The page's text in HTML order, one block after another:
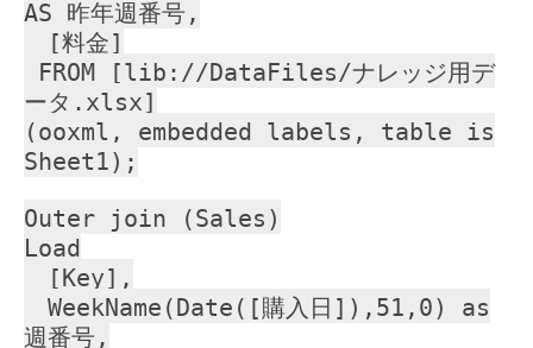
AS 昨年週番号,
[料金]
FROM [lib://DataFiles/ナレッジ用デ
ータ.xlsx]
(ooxml, embedded labels, table is
Sheet1);
Outer join (Sales)
Load
[Key],
WeekName(Date([購入日]),51,0) as
週番号,